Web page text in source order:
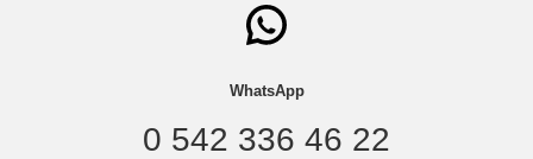
WhatsApp
0 542 336 46 22